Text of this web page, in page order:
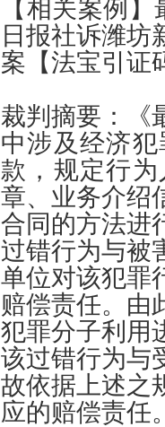
【相关案例 】
日报社诉潍坊
案 【法宝引证
裁判摘要 ：《
中涉及经济
款 ， 规定行
章、 业务介绍
合同的方法进
过错行为与被
单位对该犯罪
赔偿责任。 由
犯罪分子利用
该过错行为与
故依据上述之
应的赔偿责任